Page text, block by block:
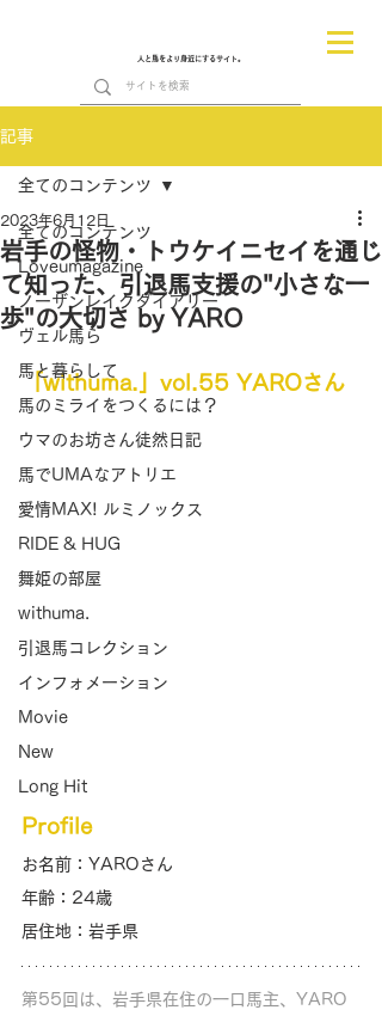
人と馬をより身近にするサイト。
記事
全てのコンテンツ
Loveumagazine
ノーザンレイクダイアリー
ヴェル馬ら
馬と暮らして
馬のミライをつくるには？
ウマのお坊さん徒然日記
馬でUMAなアトリエ
愛情MAX! ルミノックス
RIDE & HUG
舞姫の部屋
withuma.
引退馬コレクション
インフォメーション
Movie
New
Long Hit
全てのコンテンツ
岩手の怪物・トウケイニセイを通じ
て知った、引退馬支援の"小さな一
歩"の大切さ by YARO
2023年6月12日
「withuma.」vol.55 YAROさん
Profile
お名前：YAROさん
年齢：24歳
居住地：岩手県
第55回は、岩手県在住の一口馬主、YARO